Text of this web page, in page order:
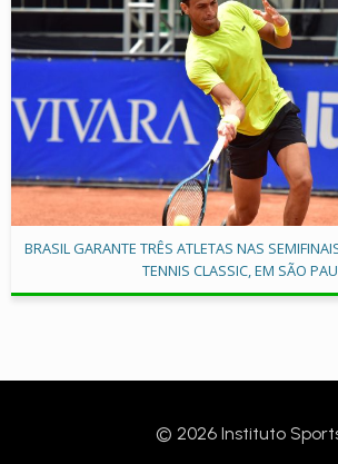
BRASIL GARANTE TRÊS ATLETAS NAS
TENNIS CLASSIC, EM SÃO
© 2026 Instituto